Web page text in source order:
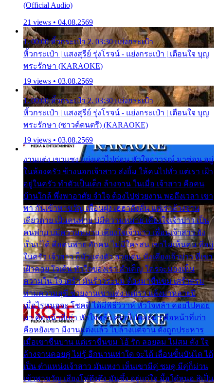
(Official Audio)
21 views • 04.08.2569
1. 00:00 หิ้วกระเป๋า 2. 03:30 แย่งกระเป๋า
หิ้วกระเป๋า | แสงสุรีย์ รุ่งโรจน์ - แย่งกระเป๋า | เตือนใจ บุญ
พระรักษา (KARAOKE)
19 views • 03.08.2569
1. 00:00 หิ้วกระเป๋า 2. 03:30 แย่งกระเป๋า
หิ้วกระเป๋า | แสงสุรีย์ รุ่งโรจน์ - แย่งกระเป๋า | เตือนใจ บุญ
พระรักษา (ซาวด์ดนตรี) (KARAOKE)
19 views • 03.08.2569
งานแต่ง เขาแซง แย่งเอาไปก่อน หัวใจอาวรณ์ มาซ่อน อยู่
ในห้องครัว ข้างนอกเจ้าสาว ส่งยิ้ม ให้คนไปทั่ว แต่เรา เฝ้า
อยู่ในครัว ทำตัวเป็นเด็ก ล้างจาน ในเมื่อ เจ้าสาว คือคน
บ้านใกล้ พึ่งพาอาศัย จำใจ ต้องไปช่วยงาน พอถึงเวลา เขา
พา กันเข้าพาขวัญ เพื่อนฝูง เฮฮาดังลั่น แต่เราล้างจาน
เดียวดาย เป็นคนพ่าย บ่มีความหมาย เคียงใจเจ้าบ่าว เป็น
คนพ่าย บ่มีความหมาย เคียงใจเจ้าบ่าว เพื่อนเจ้าสาว ยัง
เป็นบ่ได้ คือคนพ่าย ฮักคน ไม่มีใครสน เขาไม่เห็นคน ที่อยู่
ในครัว เจ้าสาว ก็มัวแต่งตัว สวยเด่น นั่งเคียงเจ้าบ่าว ที่เขา
เฝ้าคอย ใจเต้น หัวใจของเรา ลำเค็ญ ใครจะมองเห็น
ความใน ใจ เศร้า มันร้าวระบม ต้องมาขื่นขม เศร้าตรม
ท่ามความสุขี ช่วยงานเขาแต่ง แต่เรา แล้งมาหลายปี
เมื่อไรหนอจะ โชคดี ได้มีพิธีวิวาห์ หัวใจหล้า คอยไปคอย
มา คือหน้าที่เก่า หัวใจหล้า คอยไปคอยมา คือหน้าที่เก่า
คือหยังเขา มีงานแต่งแล้ว ไปล้างแต่จาน ดั่งถูกประหาร
เมื่อเขาชื่นบาน แต่เราขื่นขม โอ้ รัก ลอยลม ไม่สม ดัง ใจ
ล้างจานคอยคู่ ไม่รู้ อีกนานเท่าใด จะได้ เลื่อนขั้นบันได ได้
เป็น ตำแหน่งเจ้าสาว มันเหงา เห็นเขามีคู่ ซมดู มีคู่ก็ม่วน
เข้าพาขวัญ เสียงโห่ตึงตึง มันซึ้ง อยู่แก่ใจ มื้อใด๋หนอ สิเป็น